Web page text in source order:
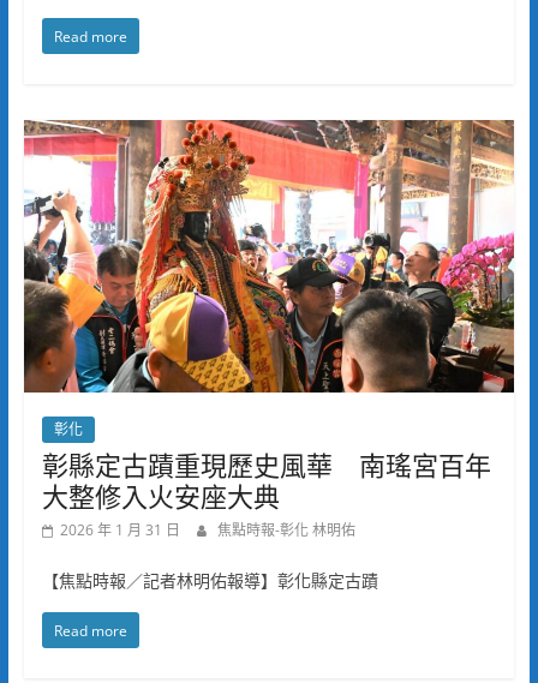
Read more
彰化
彰縣定古蹟重現歷史風華 南瑤宮百年
大整修入火安座大典
2026 年 1 月 31 日 焦點時報-彰化 林明佑
【焦點時報／記者林明佑報導】彰化縣定古蹟
Read more